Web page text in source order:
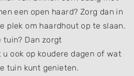
een open haard? Zorg dan in
plek om haardhout op te slaan.
tuin? Dan zorgt
ook op koudere dagen of wat
tuin kunt genieten.